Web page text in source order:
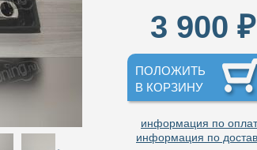
3 900 ₽
ПОЛОЖИТЬ
В КОРЗИНУ
информация по
информация по